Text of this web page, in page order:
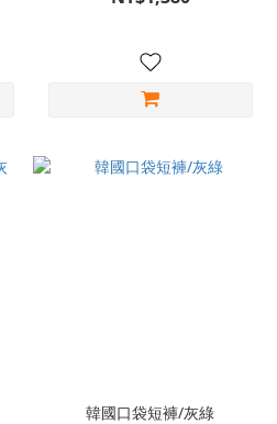
韓國口袋短褲/灰綠